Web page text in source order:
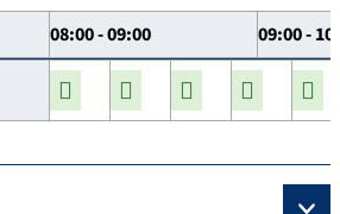
08:00 - 09:00 09:00 -